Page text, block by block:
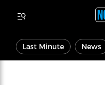
Last Minute News